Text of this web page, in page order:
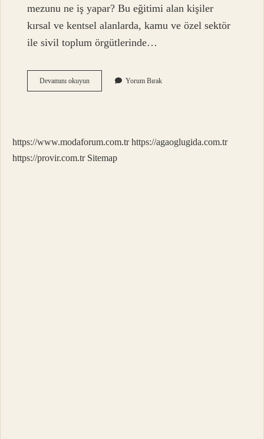
mezunu ne iş yapar? Bu eğitimi alan kişiler
kırsal ve kentsel alanlarda, kamu ve özel sektör
ile sivil toplum örgütlerinde…
Devamını okuyunSosyal
Hizmetlerde
Okunmalı
Yorum Bırak
https://www.modaforum.com.tr https://agaoglugida.com.tr
https://provir.com.tr Sitemap